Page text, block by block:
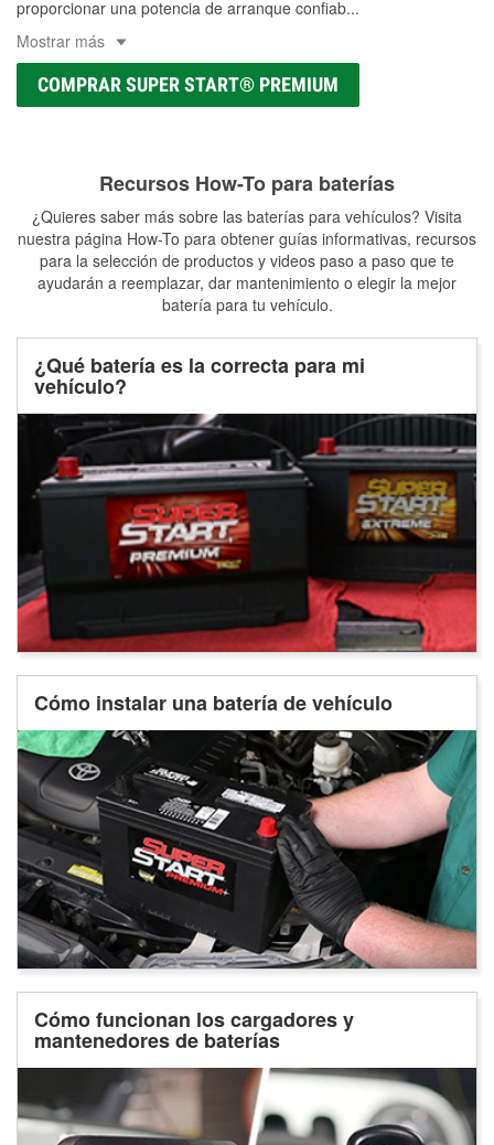
proporcionar una potencia de arranque confiab...
Mostrar más
COMPRAR SUPER START® PREMIUM
Recursos How-To para baterías
¿Quieres saber más sobre las baterías para vehículos? Visita
nuestra página How-To para obtener guías informativas, recursos
para la selección de productos y videos paso a paso que te
ayudarán a reemplazar, dar mantenimiento o elegir la mejor
batería para tu vehículo.
¿Qué batería es la correcta para mi
vehículo?
Cómo instalar una batería de vehículo
Cómo funcionan los cargadores y
mantenedores de baterías